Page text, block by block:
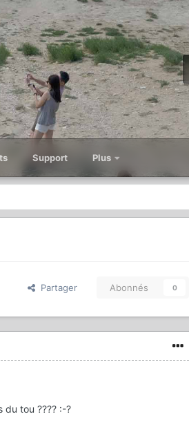
Support Plus
Partager Abonnés 0
du tou ???? :-?